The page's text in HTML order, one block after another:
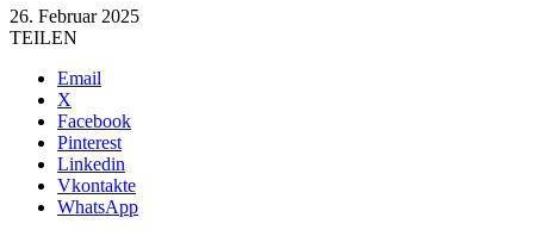
26. Februar 2025
TEILEN
Email
X
Facebook
Pinterest
Linkedin
Vkontakte
WhatsApp